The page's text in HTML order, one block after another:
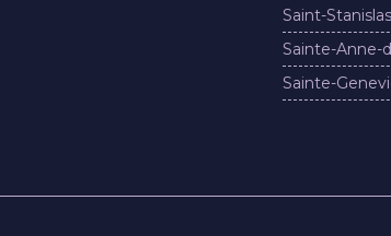
Saint-Stanislas
Sainte-Anne-
Sainte-